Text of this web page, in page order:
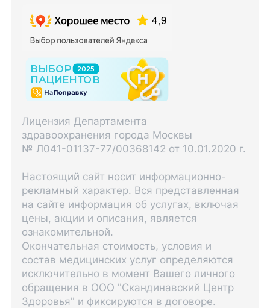
Лицензия Департамента
здравоохранения города Москвы
№ Л041-01137-77/00368142 от 10.01.2020 г.
Настоящий сайт носит информационно-
рекламный характер. Вся представленная
на сайте информация об услугах, включая
цены, акции и описания, является
ознакомительной.
Окончательная стоимость, условия и
состав медицинских услуг определяются
исключительно в момент Вашего личного
обращения в ООО "Скандинавский Центр
Здоровья" и фиксируются в договоре.